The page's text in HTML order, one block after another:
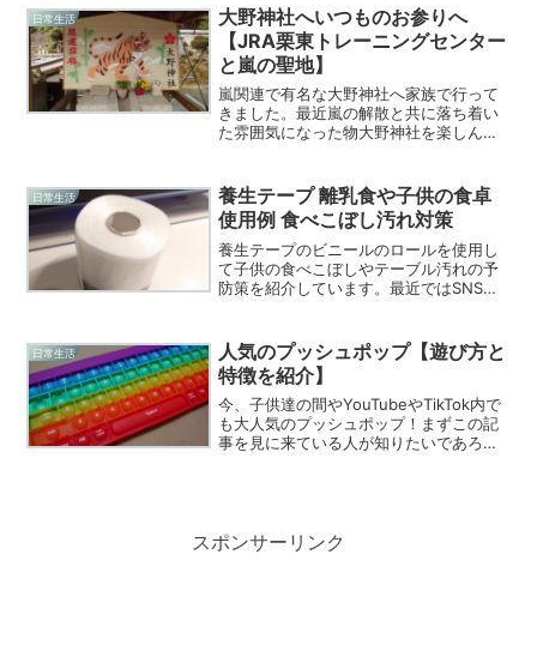
育てを始める方、是非一度お越しくださ
い！
日常生活
大野神社へいつものお参りへ
【JRA栗東トレーニングセンター
と嵐の聖地】
嵐関連で有名な大野神社へ家族で行って
きました。最近嵐の解散と共に落ち着い
た雰囲気になった物大野神社を楽しんで
日常生活
養生テープ 離乳食や子供の食卓
使用例 食べこぼし汚れ対策
養生テープのビニールのロールを使用し
て子供の食べこぼしやテーブル汚れの予
防策を紹介しています。最近ではSNSで
を！
日常生活
人気のプッシュポップ【遊び方と
特徴を紹介】
今、子供達の間やYouTubeやTikTok内で
も大人気のプッシュポップ！まずこの記
事を見に来ている人が知りたいであろう
スポンサーリンク